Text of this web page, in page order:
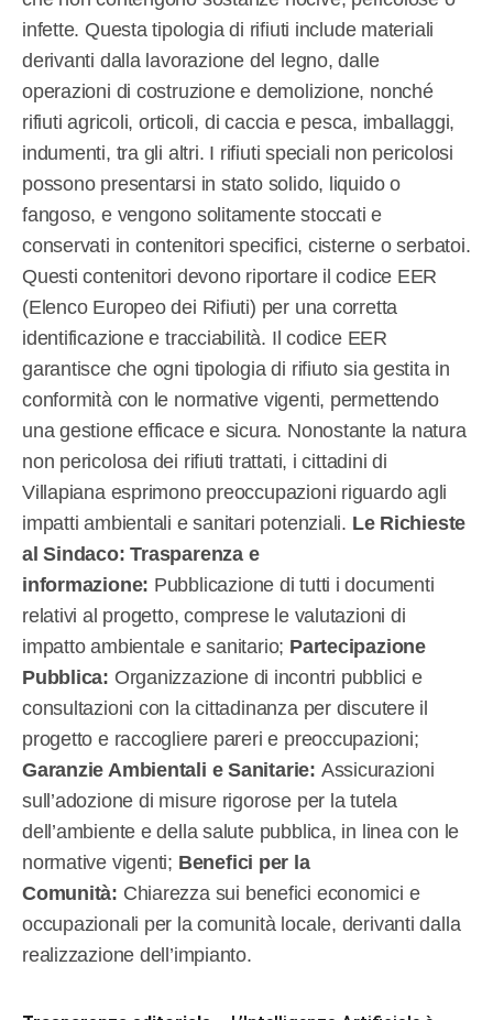
infette. Questa tipologia di rifiuti include materiali
derivanti dalla lavorazione del legno, dalle
operazioni di costruzione e demolizione, nonché
rifiuti agricoli, orticoli, di caccia e pesca, imballaggi,
indumenti, tra gli altri. I rifiuti speciali non pericolosi
possono presentarsi in stato solido, liquido o
fangoso, e vengono solitamente stoccati e
conservati in contenitori specifici, cisterne o serbatoi.
Questi contenitori devono riportare il codice EER
(Elenco Europeo dei Rifiuti) per una corretta
identificazione e tracciabilità. Il codice EER
garantisce che ogni tipologia di rifiuto sia gestita in
conformità con le normative vigenti, permettendo
una gestione efficace e sicura. Nonostante la natura
non pericolosa dei rifiuti trattati, i cittadini di
Villapiana esprimono preoccupazioni riguardo agli
impatti ambientali e sanitari potenziali. Le Richieste
al Sindaco: Trasparenza e
informazione: Pubblicazione di tutti i documenti
relativi al progetto, comprese le valutazioni di
impatto ambientale e sanitario; Partecipazione
Pubblica: Organizzazione di incontri pubblici e
consultazioni con la cittadinanza per discutere il
progetto e raccogliere pareri e preoccupazioni;
Garanzie Ambientali e Sanitarie: Assicurazioni
sull’adozione di misure rigorose per la tutela
dell’ambiente e della salute pubblica, in linea con le
normative vigenti; Benefici per la
Comunità: Chiarezza sui benefici economici e
occupazionali per la comunità locale, derivanti dalla
realizzazione dell’impianto.